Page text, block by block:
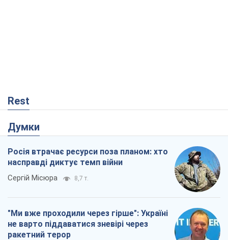
Rest
Думки
Росія втрачає ресурси поза планом: хто
насправді диктує темп війни
Сергій Місюра 8,7 т.
"Ми вже проходили через гірше": Україні
не варто піддаватися зневірі через
ракетний терор